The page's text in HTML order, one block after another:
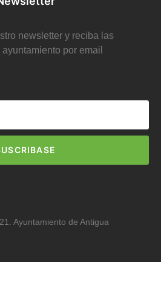
newsletter y reciba las
por email
Ayuntamiento de Antigua